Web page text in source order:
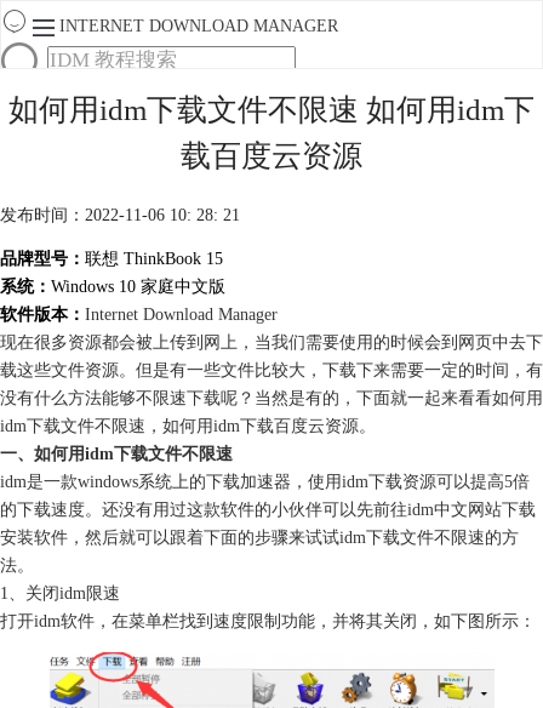
INTERNET DOWNLOAD MANAGER
首页
产品
购买
如何用idm下载文件不限速 如何用idm下
载百度云资源
发布时间：2022-11-06 10: 28: 21
品牌型号： 联想 ThinkBook 15
系统： Windows 10 家庭中文版
软件版本： Internet Download Manager
现在很多资源都会被上传到网上，当我们需要使用的时候会到网页中去下
载这些文件资源。但是有一些文件比较大，下载下来需要一定的时间，有
没有什么方法能够不限速下载呢？当然是有的，下面就一起来看看如何用
idm下载文件不限速，如何用idm下载百度云资源。
一、如何用idm下载文件不限速
idm是一款windows系统上的下载加速器，使用idm下载资源可以提高5倍
的下载速度。还没有用过这款软件的小伙伴可以先前往idm中文网站下载
安装软件，然后就可以跟着下面的步骤来试试idm下载文件不限速的方
法。
1、关闭idm限速
打开idm软件，在菜单栏找到速度限制功能，并将其关闭，如下图所示：